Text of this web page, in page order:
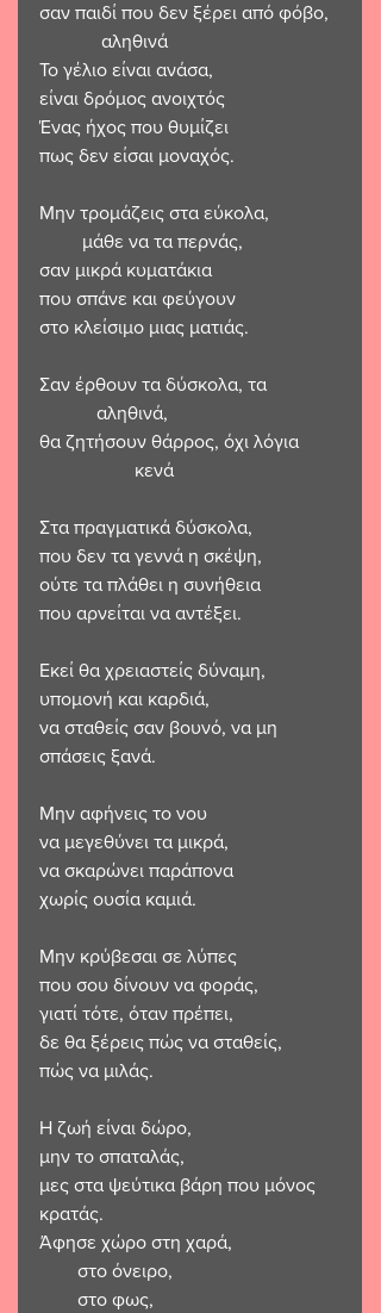
σαν παιδί που δεν ξέρει από φόβο,
             αληθινά
Το γέλιο είναι ανάσα,
είναι δρόμος ανοιχτός
Ένας ήχος που θυμίζει
πως δεν είσαι μοναχός.
Μην τρομάζεις στα εύκολα,
         μάθε να τα περνάς,
σαν μικρά κυματάκια
που σπάνε και φεύγουν
στο κλείσιμο μιας ματιάς.
Σαν έρθουν τα δύσκολα, τα
            αληθινά,
θα ζητήσουν θάρρος, όχι λόγια
                    κενά
Στα πραγματικά δύσκολα,
που δεν τα γεννά η σκέψη,
ούτε τα πλάθει η συνήθεια
που αρνείται να αντέξει.
Εκεί θα χρειαστείς δύναμη,
υπομονή και καρδιά,
να σταθείς σαν βουνό, να μη
σπάσεις ξανά.
Μην αφήνεις το νου
να μεγεθύνει τα μικρά,
να σκαρώνει παράπονα
χωρίς ουσία καμιά.
Μην κρύβεσαι σε λύπες
που σου δίνουν να φοράς,
γιατί τότε, όταν πρέπει,
δε θα ξέρεις πώς να σταθείς,
πώς να μιλάς.
Η ζωή είναι δώρο,
μην το σπαταλάς,
μες στα ψεύτικα βάρη που μόνος
κρατάς.
Άφησε χώρο στη χαρά,
        στο όνειρο,
        στο φως,